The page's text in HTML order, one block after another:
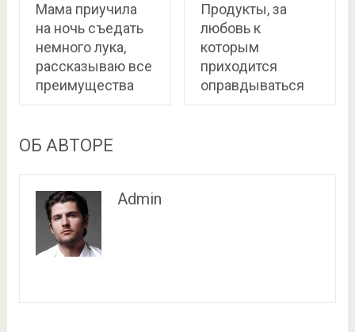
Мама приучила
на ночь съедать
немного лука,
рассказываю все
преимущества
Продукты, за
любовь к
которым
приходится
оправдываться
ОБ АВТОРЕ
Admin